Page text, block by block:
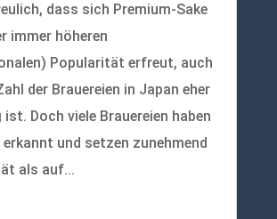
dass sich Premium-Sake
immer höheren
Popularität erfreut, auch
der Brauereien in Japan eher
Doch viele Brauereien haben
erkannt und setzen zunehmend
als auf...